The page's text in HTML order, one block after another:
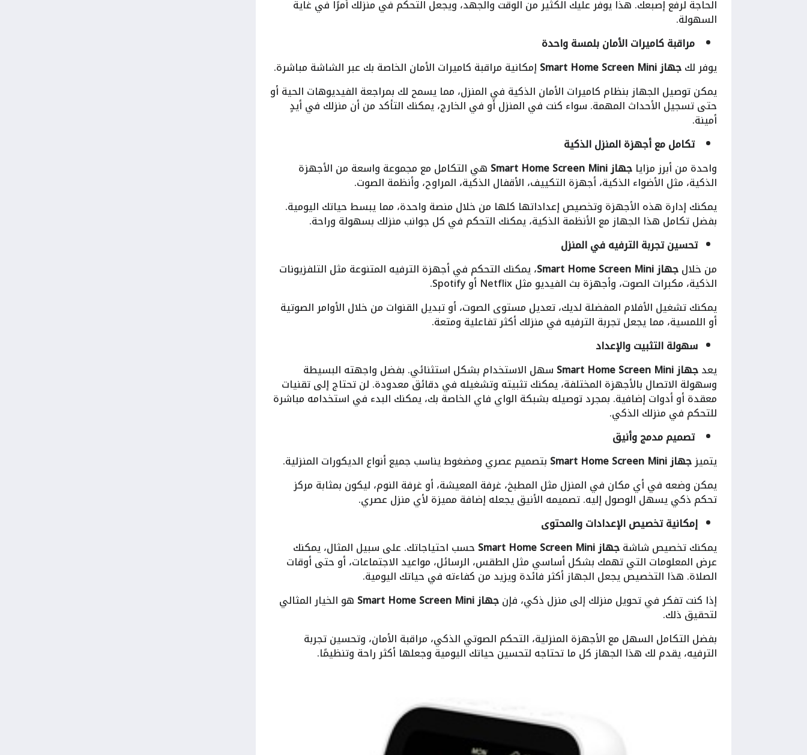
الحاجة لرفع إصبعك. هذا يوفر عليك الكثير من الوقت والجهد، ويجعل التحكم في منزلك أمرًا في غاية
السهولة.
مراقبة كاميرات الأمان بلمسة واحدة
يوفر لكجهاز Smart Home Screen Mini
إمكانية مراقبة كاميرات الأمان الخاصة بك عبر الشاشة مباشرة.
يمكن توصيل الجهاز بنظام كاميرات الأمان الذكية في المنزل، مما يسمح لك بمراجعة الفيديوهات الحية أو
حتى تسجيل الأحداث المهمة. سواء كنت في المنزل أو في الخارج، يمكنك التأكد من أن منزلك في أيدٍ
أمينة.
تكامل مع أجهزة المنزل الذكية
واحدة من أبرز مزايا جهاز Smart Home Screen Mini هي التكامل مع مجموعة واسعة من الأجهزة
الذكية، مثل الأضواء الذكية، أجهزة التكييف، الأقفال الذكية، المراوح، وأنظمة الصوت.
يمكنك إدارة هذه الأجهزة وتخصيص إعداداتها كلها من خلال منصة واحدة، مما يبسط حياتك اليومية.
بفضل تكامل هذا الجهاز مع الأنظمة الذكية، يمكنك التحكم في كل جوانب منزلك بسهولة وراحة.
تحسين تجربة الترفيه في المنزل
من خلالجهاز Smart Home Screen Mini ، يمكنك التحكم في أجهزة الترفيه المتنوعة مثل التلفزيونات
الذكية، مكبرات الصوت، وأجهزة بث الفيديو مثل Netflix أو Spotify.
يمكنك تشغيل الأفلام المفضلة لديك، تعديل مستوى الصوت، أو تبديل القنوات من خلال الأوامر الصوتية
أو اللمسية، مما يجعل تجربة الترفيه في منزلك أكثر تفاعلية ومتعة.
سهولة التثبيت والإعداد
يعدجهاز Smart Home Screen Mini سهل الاستخدام بشكل استثنائي. بفضل واجهته البسيطة
وسهولة الاتصال بالأجهزة المختلفة، يمكنك تثبيته وتشغيله في دقائق معدودة. لن تحتاج إلى تقنيات
معقدة أو أدوات إضافية. بمجرد توصيله بشبكة الواي فاي الخاصة بك، يمكنك البدء في استخدامه مباشرة
للتحكم في منزلك الذكي.
تصميم مدمج وأنيق
يتميزجهاز Smart Home Screen Mini
بتصميم عصري ومضغوط يناسب جميع أنواع الديكورات المنزلية.
يمكن وضعه في أي مكان في المنزل مثل المطبخ، غرفة المعيشة، أو غرفة النوم، ليكون بمثابة مركز
تحكم ذكي يسهل الوصول إليه. تصميمه الأنيق يجعله إضافة مميزة لأي منزل عصري.
إمكانية تخصيص الإعدادات والمحتوى
يمكنك تخصيص شاشةجهاز Smart Home Screen Mini حسب احتياجاتك. على سبيل المثال، يمكنك
عرض المعلومات التي تهمك بشكل أساسي مثل الطقس، الرسائل، مواعيد الاجتماعات، أو حتى أوقات
الصلاة. هذا التخصيص يجعل الجهاز أكثر فائدة ويزيد من كفاءته في حياتك اليومية.
إذا كنت تفكر في تحويل منزلك إلى منزل ذكي، فإنجهاز Smart Home Screen Mini هو الخيار المثالي
لتحقيق ذلك.
بفضل التكامل السهل مع الأجهزة المنزلية، التحكم الصوتي الذكي، مراقبة الأمان، وتحسين تجربة
الترفيه، يقدم لك هذا الجهاز كل ما تحتاجه لتحسين حياتك اليومية وجعلها أكثر راحة وتنظيمًا.